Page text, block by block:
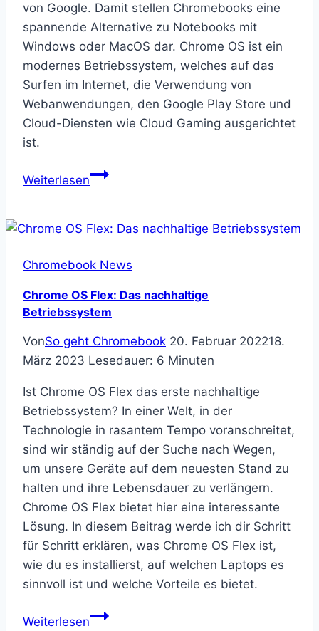
von Google. Damit stellen Chromebooks eine
spannende Alternative zu Notebooks mit
Windows oder MacOS dar. Chrome OS ist ein
modernes Betriebssystem, welches auf das
Surfen im Internet, die Verwendung von
Webanwendungen, den Google Play Store und
Cloud-Diensten wie Cloud Gaming ausgerichtet
ist.
WeiterlesenWas
Chromebook?
Chromebook News
Chrome OS Flex: Das nachhaltige
Betriebssystem
VonSo geht Chromebook 20. Februar 202218.
März 2023 Lesedauer: 6 Minuten
Ist Chrome OS Flex das erste nachhaltige
Betriebssystem? In einer Welt, in der
Technologie in rasantem Tempo voranschreitet,
sind wir ständig auf der Suche nach Wegen,
um unsere Geräte auf dem neuesten Stand zu
halten und ihre Lebensdauer zu verlängern.
Chrome OS Flex bietet hier eine interessante
Lösung. In diesem Beitrag werde ich dir Schritt
für Schritt erklären, was Chrome OS Flex ist,
wie du es installierst, auf welchen Laptops es
sinnvoll ist und welche Vorteile es bietet.
WeiterlesenChrome